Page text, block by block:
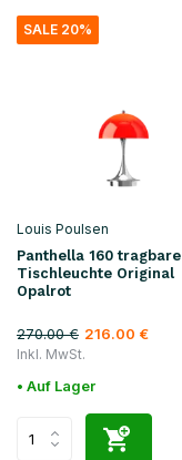
SALE 20%
Louis Poulsen
Panthella 160 tragbare
Tischleuchte Original
Opalrot
270.00 € 216.00 €
Inkl. MwSt.
• Auf Lager